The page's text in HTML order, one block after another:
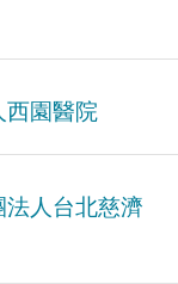
西園醫院
人台北慈濟